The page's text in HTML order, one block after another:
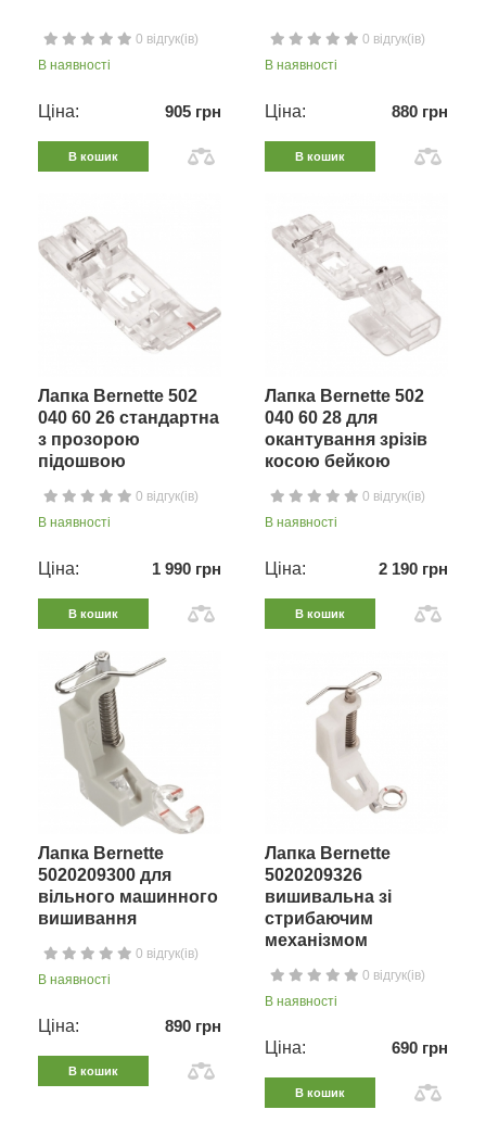
0 відгук(ів)
В наявності
Ціна: 905 грн
В кошик
0 відгук(ів)
В наявності
Ціна: 880 грн
В кошик
Лапка Bernette 502
040 60 26 стандартна
з прозорою
підошвою
0 відгук(ів)
В наявності
Ціна: 1 990 грн
В кошик
Лапка Bernette 502
040 60 28 для
окантування зрізів
косою бейкою
0 відгук(ів)
В наявності
Ціна: 2 190 грн
В кошик
Лапка Bernette
5020209300 для
вільного машинного
вишивання
0 відгук(ів)
В наявності
Ціна: 890 грн
В кошик
Лапка Bernette
5020209326
вишивальна зі
стрибаючим
механізмом
0 відгук(ів)
В наявності
Ціна: 690 грн
В кошик